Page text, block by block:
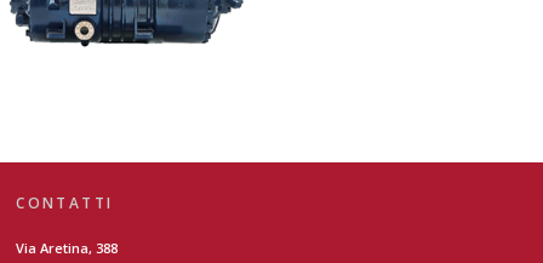
CONTATTI
Via Aretina, 388